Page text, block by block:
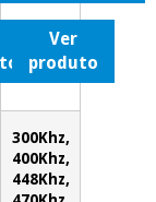
Ver
produto
300Khz,
400Khz,
448Khz,